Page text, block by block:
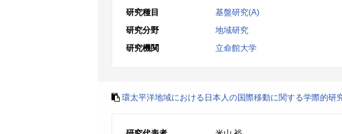
研究種目
基盤研究(A)
研究分野
地域研究
研究機関
立命館大学
環太平洋地域における日本人の国際移動に関する学際的研